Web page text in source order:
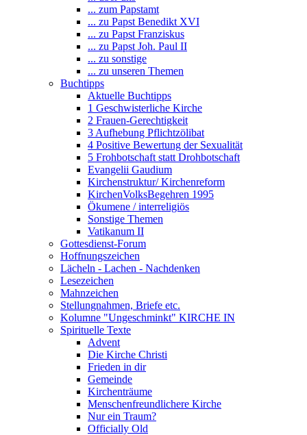
... zum Papstamt
... zu Papst Benedikt XVI
... zu Papst Franziskus
... zu Papst Joh. Paul II
... zu sonstige
... zu unseren Themen
Buchtipps
Aktuelle Buchtipps
1 Geschwisterliche Kirche
2 Frauen-Gerechtigkeit
3 Aufhebung Pflichtzölibat
4 Positive Bewertung der Sexualität
5 Frohbotschaft statt Drohbotschaft
Evangelii Gaudium
Kirchenstruktur/ Kirchenreform
KirchenVolksBegehren 1995
Ökumene / interreligiös
Sonstige Themen
Vatikanum II
Gottesdienst-Forum
Hoffnungszeichen
Lächeln - Lachen - Nachdenken
Lesezeichen
Mahnzeichen
Stellungnahmen, Briefe etc.
Kolumne "Ungeschminkt" KIRCHE IN
Spirituelle Texte
Advent
Die Kirche Christi
Frieden in dir
Gemeinde
Kirchenträume
Menschenfreundlichere Kirche
Nur ein Traum?
Officially Old